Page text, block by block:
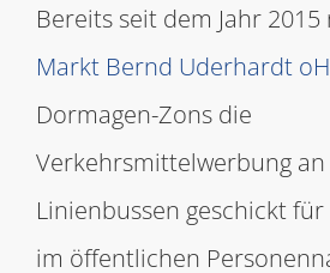
Bereits seit dem Jahr
Markt Bernd Uderhardt
Dormagen-Zons die
Verkehrsmittelwerbung
Linienbussen geschickt
im öffentlichen